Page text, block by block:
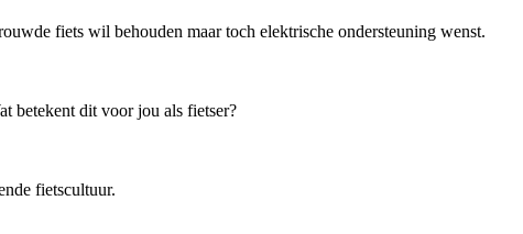
fiets wil behouden maar toch elektrische ondersteuning wenst.
betekent dit voor jou als fietser?
fietscultuur.